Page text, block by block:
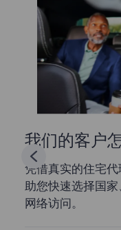
我们的客户
凭借真实的住宅
助您快速选择国
网络访问。